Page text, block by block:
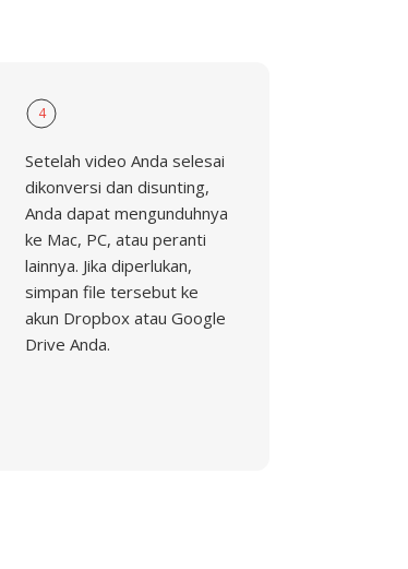
4
Setelah video Anda selesai
dikonversi dan disunting,
Anda dapat mengunduhnya
ke Mac, PC, atau peranti
lainnya. Jika diperlukan,
simpan file tersebut ke
akun Dropbox atau Google
Drive Anda.